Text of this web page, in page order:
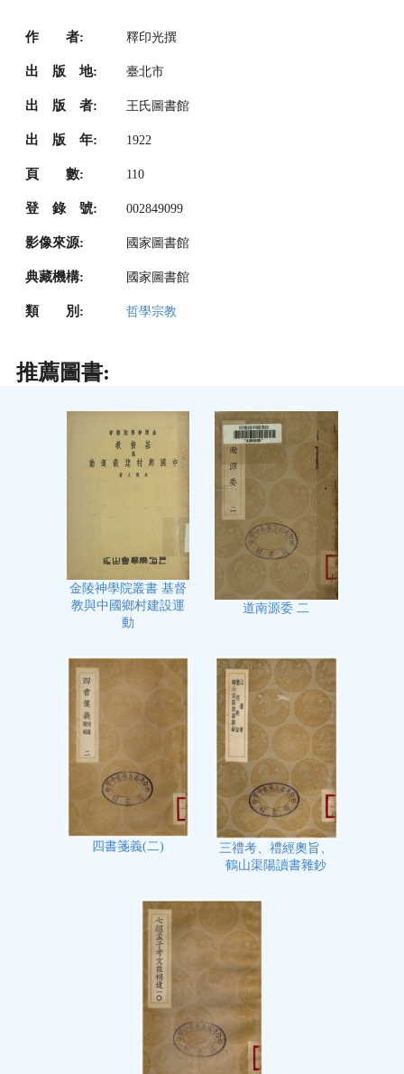
作 者: 釋印光撰
出 版 地: 臺北市
出 版 者: 王氏圖書館
出 版 年: 1922
頁 數: 110
登 錄 號: 002849099
影像來源: 國家圖書館
典藏機構: 國家圖書館
類 別: 哲學宗教
推薦圖書:
金陵神學院叢書 基督
教與中國鄉村建設運
動
道南源委 二
四書箋義(二)
三禮考、禮經奧旨、
鶴山渠陽讀書雜鈔